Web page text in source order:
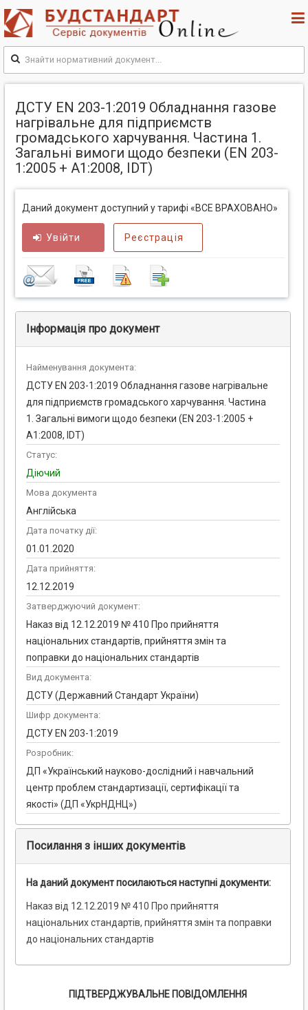
ДСТУ EN 203-1:2019 Обладнання газове
нагрівальне для підприємств
громадського харчування. Частина 1.
Загальні вимоги щодо безпеки (EN 203-
1:2005 + A1:2008, IDT)
Даний документ доступний у тарифі «ВСЕ ВРАХОВАНО»
Увійти Реєстрація
Інформація про документ
Найменування документа:
ДСТУ EN 203-1:2019 Обладнання газове нагрівальне
для підприємств громадського харчування. Частина
1. Загальні вимоги щодо безпеки (EN 203-1:2005 +
A1:2008, IDT)
Статус:
Діючий
Мова документа
Англійська
Дата початку дії:
01.01.2020
Дата прийняття:
12.12.2019
Затверджуючий документ:
Наказ від 12.12.2019 № 410 Про прийняття
національних стандартів, прийняття змін та
поправки до національних стандартів
Вид документа:
ДСТУ (Державний Стандарт України)
Шифр документа:
ДСТУ EN 203-1:2019
Розробник:
ДП «Український науково-дослідний і навчальний
центр проблем стандартизації, сертифікації та
якості» (ДП «УкрНДНЦ»)
Посилання з інших документів
На даний документ посилаються наступні документи:
Наказ від 12.12.2019 № 410 Про прийняття
національних стандартів, прийняття змін та поправки
до національних стандартів
ПІДТВЕРДЖУВАЛЬНЕ ПОВІДОМЛЕННЯ